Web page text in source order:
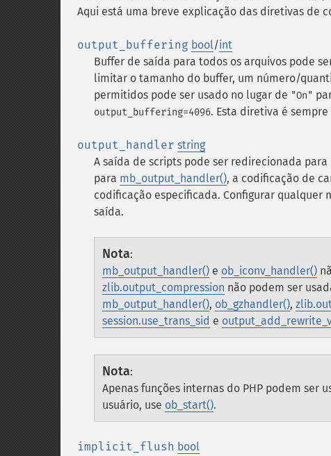
Aqui está uma breve explicação das diretivas de
output_buffering bool/int
Buffer de saída para todos os arquivos pode
limitar o tamanho do buffer, um número/
permitidos pode ser usado no lugar de "On"
output_buffering=4096. Esta diretiva é sempre
output_handler string
A saída de scripts pode ser redirecionada
para mb_output_handler(), a codificação de
codificação especificada. Configurar
saída.
Nota:
mb_output_handler() e ob_iconv_handler()
zlib.output_compression não podem ser
mb_output_handler(), ob_gzhandler(),
session.use_trans_sid e
Nota:
Apenas funções internas do PHP podem ser
usuário, use ob_start().
implicit_flush bool